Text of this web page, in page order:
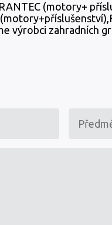
(motory+
výrobci zahradních